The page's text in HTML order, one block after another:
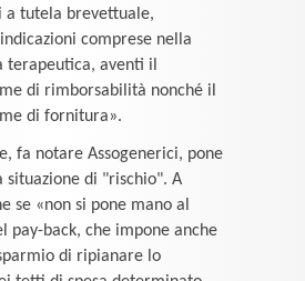
a tutela brevettuale,
comprese nella
terapeutica, aventi il
di rimborsabilità nonché il
di fornitura».
fa notare Assogenerici, pone
situazione di "rischio". A
se «non si pone mano al
pay-back, che impone anche
di ripianare lo